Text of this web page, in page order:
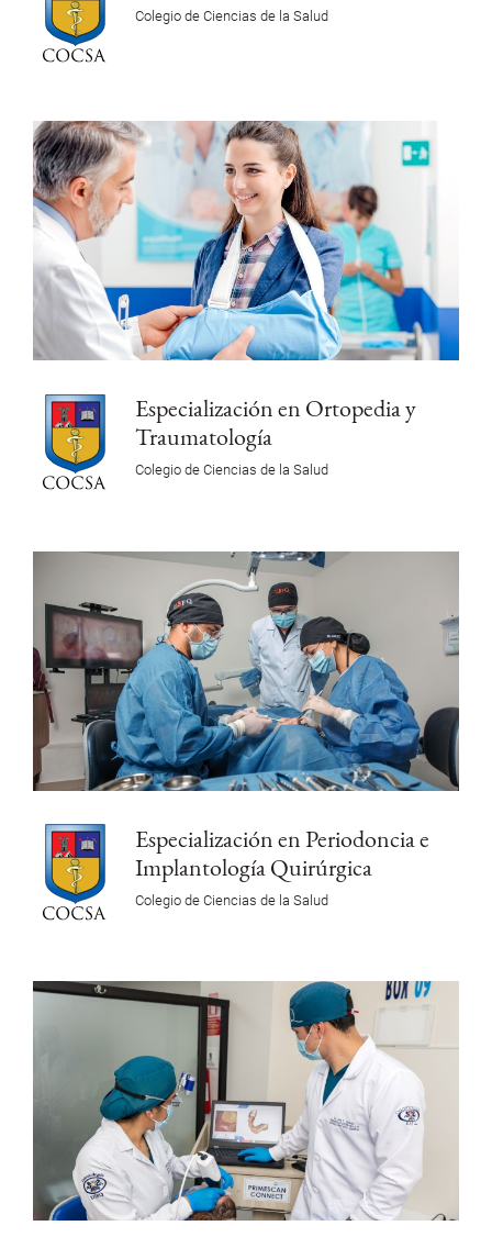
Colegio de Ciencias de la Salud
Especialización en Ortopedia y
Traumatología
Colegio de Ciencias de la Salud
Especialización en Periodoncia e
Implantología Quirúrgica
Colegio de Ciencias de la Salud